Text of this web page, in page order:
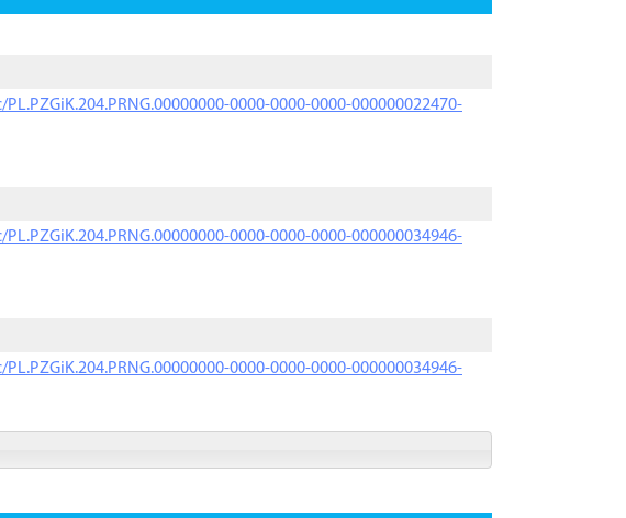
0000-0000-0000-000000022470-
0000-0000-0000-000000034946-
0000-0000-0000-000000034946-